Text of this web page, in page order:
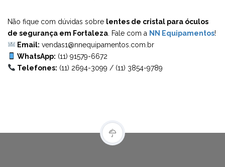
Não fique com dúvidas sobre lentes de cristal para óculos
de segurança em Fortaleza . Fale com a NN Equipamentos!
Email: vendas1@nnequipamentos.com.br
WhatsApp: (11) 91579-6672
Telefones: (11) 2694-3099 / (11) 3854-9789